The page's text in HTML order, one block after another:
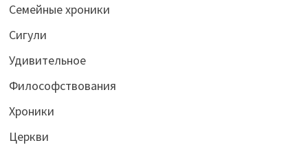
Семейные хроники
Сигули
Удивительное
Философствования
Хроники
Церкви